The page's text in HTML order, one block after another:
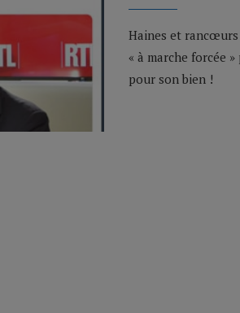
Haines et rancœurs
« à marche forcée
pour son bien !